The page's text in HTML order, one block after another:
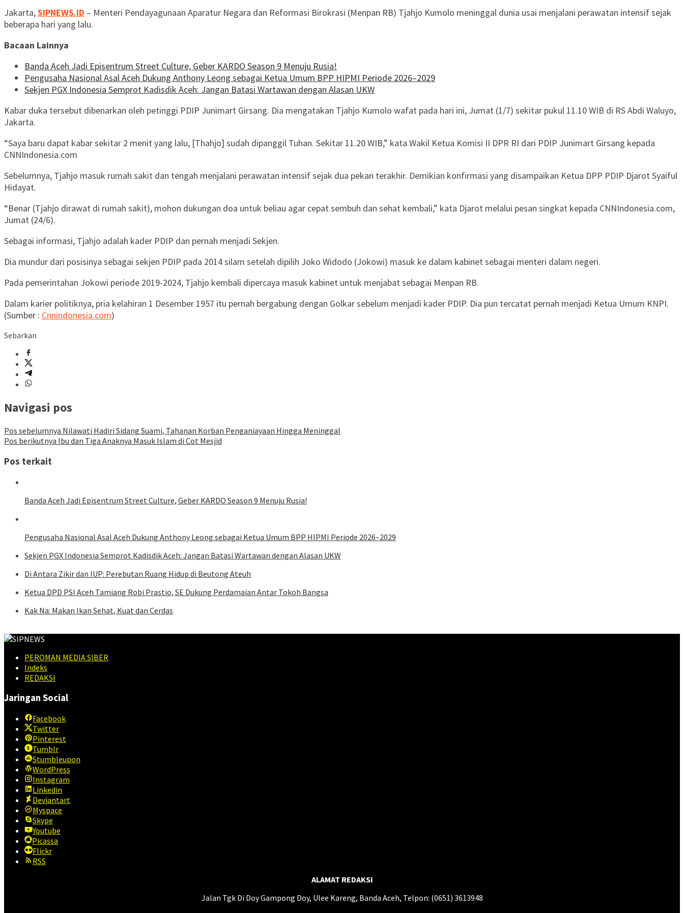
Jakarta,SIPNEWS.ID – Menteri Pendayagunaan Aparatur Negara dan Reformasi Birokrasi (Menpan RB) Tjahjo Kumolo meninggal dunia usai menjalani perawatan intensif sejak
beberapa hari yang lalu.
Bacaan Lainnya
Banda Aceh Jadi Episentrum Street Culture, Geber KARDO Season 9 Menuju Rusia!
Pengusaha Nasional Asal Aceh Dukung Anthony Leong sebagai Ketua Umum BPP HIPMI Periode 2026–2029
Sekjen PGX Indonesia Semprot Kadisdik Aceh: Jangan Batasi Wartawan dengan Alasan UKW
Kabar duka tersebut dibenarkan oleh petinggi PDIP Junimart Girsang. Dia mengatakan Tjahjo Kumolo wafat pada hari ini, Jumat (1/7) sekitar pukul 11.10 WIB di RS Abdi Waluyo,
Jakarta.
“Saya baru dapat kabar sekitar 2 menit yang lalu, [Thahjo] sudah dipanggil Tuhan. Sekitar 11.20 WIB,” kata Wakil Ketua Komisi II DPR RI dari PDIP Junimart Girsang kepada
CNNIndonesia.com
Sebelumnya, Tjahjo masuk rumah sakit dan tengah menjalani perawatan intensif sejak dua pekan terakhir. Demikian konfirmasi yang disampaikan Ketua DPP PDIP Djarot Syaiful
Hidayat.
“Benar (Tjahjo dirawat di rumah sakit), mohon dukungan doa untuk beliau agar cepat sembuh dan sehat kembali,” kata Djarot melalui pesan singkat kepada CNNIndonesia.com,
Jumat (24/6).
Sebagai informasi, Tjahjo adalah kader PDIP dan pernah menjadi Sekjen.
Dia mundur dari posisinya sebagai sekjen PDIP pada 2014 silam setelah dipilih Joko Widodo (Jokowi) masuk ke dalam kabinet sebagai menteri dalam negeri.
Pada pemerintahan Jokowi periode 2019-2024, Tjahjo kembali dipercaya masuk kabinet untuk menjabat sebagai Menpan RB.
Dalam karier politiknya, pria kelahiran 1 Desember 1957 itu pernah bergabung dengan Golkar sebelum menjadi kader PDIP. Dia pun tercatat pernah menjadi Ketua Umum KNPI.
(Sumber : Cnnindonesia.com)
Sebarkan
Navigasi pos
Pos sebelumnya Nilawati Hadiri Sidang Suami, Tahanan Korban Penganiayaan Hingga Meninggal
Pos berikutnya Ibu dan Tiga Anaknya Masuk Islam di Cot Mesjid
Pos terkait
Banda Aceh Jadi Episentrum Street Culture, Geber KARDO Season 9 Menuju Rusia!
Pengusaha Nasional Asal Aceh Dukung Anthony Leong sebagai Ketua Umum BPP HIPMI Periode 2026–2029
Sekjen PGX Indonesia Semprot Kadisdik Aceh: Jangan Batasi Wartawan dengan Alasan UKW
Di Antara Zikir dan IUP: Perebutan Ruang Hidup di Beutong Ateuh
Ketua DPD PSI Aceh Tamiang Robi Prastio, SE Dukung Perdamaian Antar Tokoh Bangsa
Kak Na: Makan Ikan Sehat, Kuat dan Cerdas
PEROMAN MEDIA SIBER
Indeks
REDAKSI
Jaringan Social
Facebook
Twitter
Pinterest
Tumblr
Stumbleupon
WordPress
Instagram
Linkedin
Deviantart
Myspace
Skype
Youtube
Picassa
Flickr
RSS
ALAMAT REDAKSI
Jalan Tgk Di Doy Gampong Doy, Ulee Kareng, Banda Aceh, Telpon: (0651) 3613948